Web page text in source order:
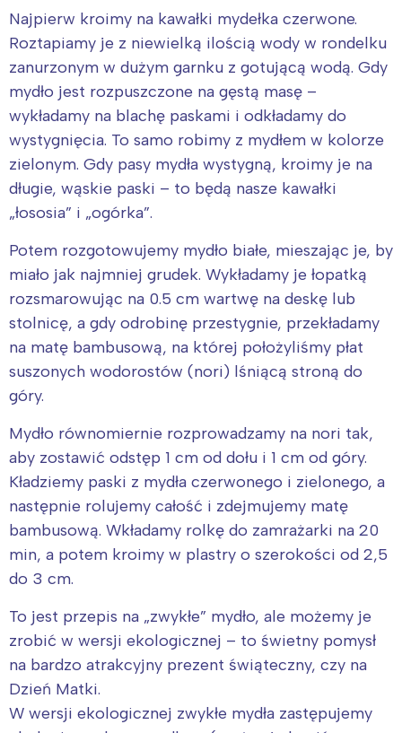
Najpierw kroimy na kawałki mydełka czerwone.
Roztapiamy je z niewielką ilością wody w rondelku
zanurzonym w dużym garnku z gotującą wodą. Gdy
mydło jest rozpuszczone na gęstą masę –
wykładamy na blachę paskami i odkładamy do
wystygnięcia. To samo robimy z mydłem w kolorze
zielonym. Gdy pasy mydła wystygną, kroimy je na
długie, wąskie paski – to będą nasze kawałki
„łososia” i „ogórka”.
Potem rozgotowujemy mydło białe, mieszając je, by
miało jak najmniej grudek. Wykładamy je łopatką
rozsmarowując na 0.5 cm wartwę na deskę lub
stolnicę, a gdy odrobinę przestygnie, przekładamy
na matę bambusową, na której położyliśmy płat
suszonych wodorostów (nori) lśniącą stroną do
góry.
Mydło równomiernie rozprowadzamy na nori tak,
aby zostawić odstęp 1 cm od dołu i 1 cm od góry.
Kładziemy paski z mydła czerwonego i zielonego, a
następnie rolujemy całość i zdejmujemy matę
bambusową. Wkładamy rolkę do zamrażarki na 20
min, a potem kroimy w plastry o szerokości od 2,5
do 3 cm.
To jest przepis na „zwykłe” mydło, ale możemy je
zrobić w wersji ekologicznej – to świetny pomysł
na bardzo atrakcyjny prezent świąteczny, czy na
Dzień Matki.
W wersji ekologicznej zwykłe mydła zastępujemy